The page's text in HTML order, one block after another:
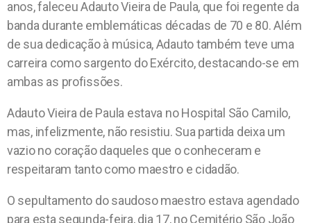
anos, faleceu Adauto Vieira de Paula, que foi regente da
banda durante emblemáticas décadas de 70 e 80. Além
de sua dedicação à música, Adauto também teve uma
carreira como sargento do Exército, destacando-se em
ambas as profissões.
Adauto Vieira de Paula estava no Hospital São Camilo,
mas, infelizmente, não resistiu. Sua partida deixa um
vazio no coração daqueles que o conheceram e
respeitaram tanto como maestro e cidadão.
O sepultamento do saudoso maestro estava agendado
para esta segunda-feira, dia 17, no Cemitério São João